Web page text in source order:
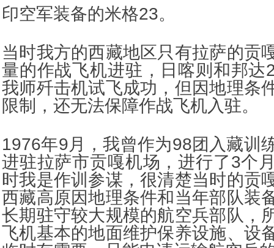
印空军装备的米格23。
当时我方的西藏地区只有拉萨的贡
量的作战飞机进驻，日喀则和邦达
我师歼击机试飞成功，但因地理条
限制，还无法保障作战飞机入驻。
1976年9月，我曾作为98团入藏训
进驻拉萨市贡嘎机场，进行了3个
时我是作训参谋，很清楚当时的贡
西藏高原因地理条件和当年部队装
长期驻守较大规模的航空兵部队，
飞机基本的地面维护保养设施、设